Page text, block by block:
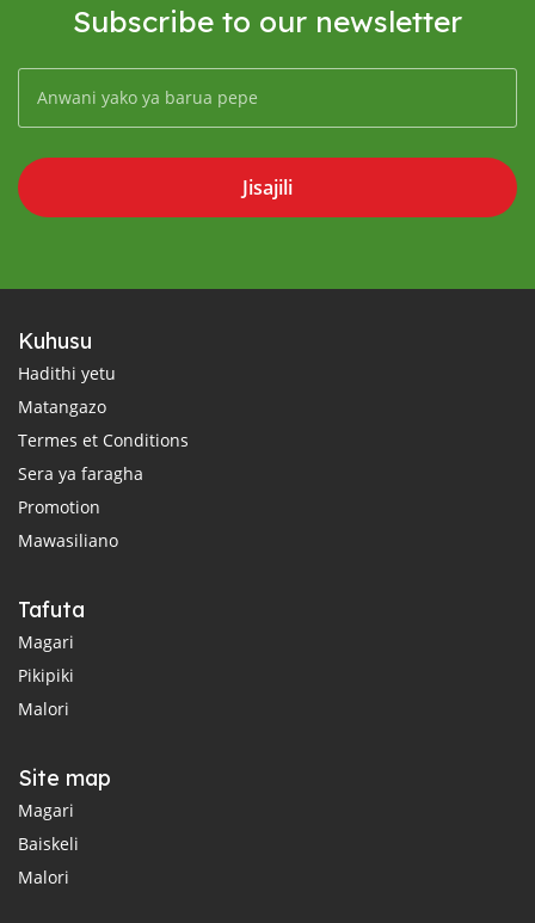
Subscribe to our newsletter
Jisajili
Kuhusu
Hadithi yetu
Matangazo
Termes et Conditions
Sera ya faragha
Promotion
Mawasiliano
Tafuta
Magari
Pikipiki
Malori
Site map
Magari
Baiskeli
Malori